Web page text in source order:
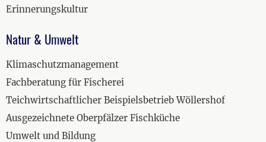
Erinnerungskultur
Natur & Umwelt
Klimaschutzmanagement
Fachberatung für Fischerei
Teichwirtschaftlicher Beispielsbetrieb Wöllershof
Ausgezeichnete Oberpfälzer Fischküche
Umwelt und Bildung